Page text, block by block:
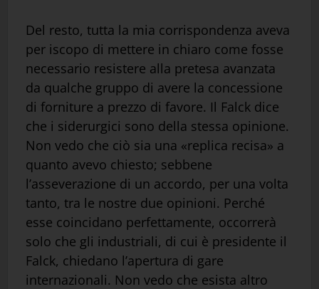
Del resto, tutta la mia corrispondenza aveva
per iscopo di mettere in chiaro come fosse
necessario resistere alla pretesa avanzata
da qualche gruppo di avere la concessione
di forniture a prezzo di favore. Il Falck dice
che i siderurgici sono della stessa opinione.
Non vedo che ciò sia una «replica recisa» a
quanto avevo chiesto; sebbene
l’asseverazione di un accordo, per una volta
tanto, tra le nostre due opinioni. Perché
esse coincidano perfettamente, occorrerà
solo che gli industriali, di cui è presidente il
Falck, chiedano l’apertura di gare
internazionali. Non vedo che esista altro